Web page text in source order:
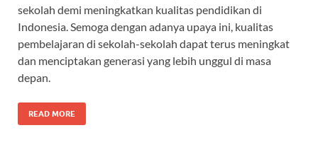
sekolah demi meningkatkan kualitas pendidikan di
Indonesia. Semoga dengan adanya upaya ini, kualitas
pembelajaran di sekolah-sekolah dapat terus meningkat
dan menciptakan generasi yang lebih unggul di masa
depan.
READ MORE